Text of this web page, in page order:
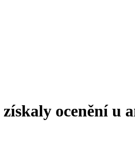
ocenění u